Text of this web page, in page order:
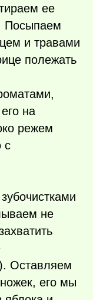
ее
Посыпаем
и травами
полежать
на
режем
с
не
Оставляем
его мы